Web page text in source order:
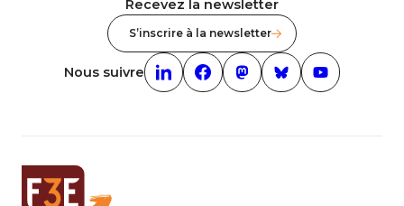
Recevez la newsletter
S’inscrire à la newsletter
Nous suivre Linkedin (nouvelle fenêtre)
Facebook (nouvelle fenêtre)
mastodon (nouvelle
Bluesky (nouvelle
Youtube